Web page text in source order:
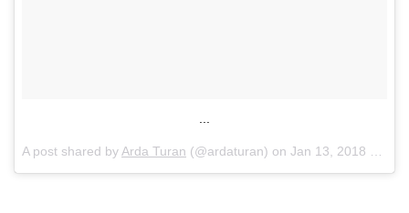
A post shared by Arda Turan (@ardaturan) on Jan 13, 2018 at 7:57am PST